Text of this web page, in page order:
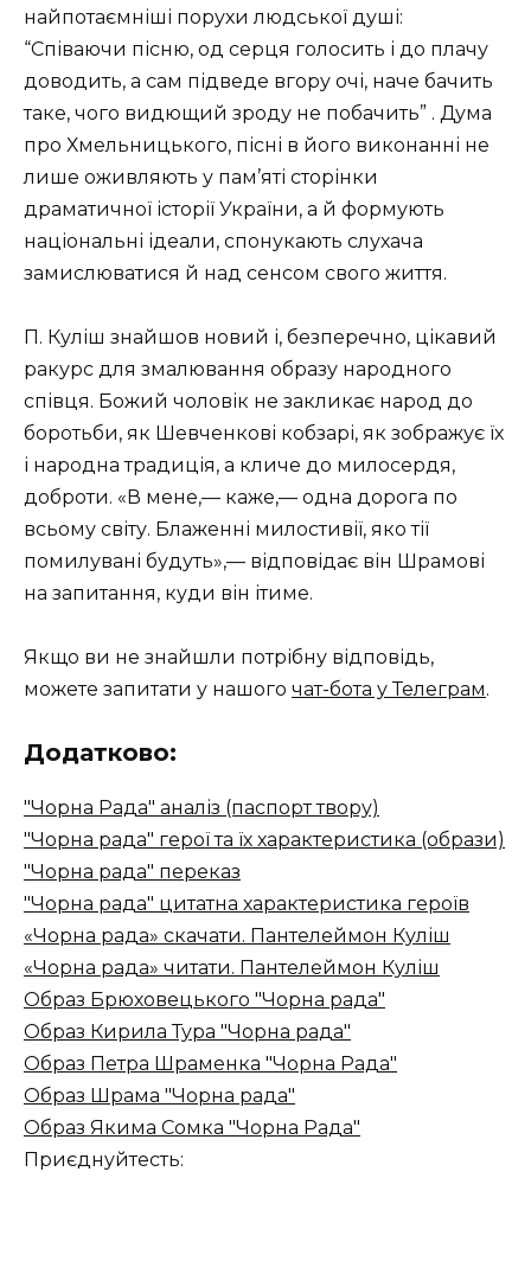
найпотаємніші порухи людської душі:
“Співаючи пісню, од серця голосить і до плачу
доводить, а сам підведе вгору очі, наче бачить
таке, чого видющий зроду не побачить” . Дума
про Хмельницького, пісні в його виконанні не
лише оживляють у пам’яті сторінки
драматичної історії України, а й формують
національні ідеали, спонукають слухача
замислюватися й над сенсом свого життя.
П. Куліш знайшов новий і, безперечно, цікавий
ракурс для змалювання образу народного
співця. Божий чоловік не закликає народ до
боротьби, як Шевченкові кобзарі, як зображує їх
і народна традиція, а кличе до милосердя,
доброти. «В мене,— каже,— одна дорога по
всьому світу. Блаженні милостивії, яко тії
помилувані будуть»,— відповідає він Шрамові
на запитання, куди він ітиме.
Якщо ви не знайшли потрібну відповідь,
можете запитати у нашого чат-бота у Телеграм.
Додатково:
"Чорна Рада" аналіз (паспорт твору)
"Чорна рада" герої та їх характеристика (образи)
"Чорна рада" переказ
"Чорна рада" цитатна характеристика героїв
«Чорна рада» скачати. Пантелеймон Куліш
«Чорна рада» читати. Пантелеймон Куліш
Образ Брюховецького "Чорна рада"
Образ Кирила Тура "Чорна рада"
Образ Петра Шраменка "Чорна Рада"
Образ Шрама "Чорна рада"
Образ Якима Сомка "Чорна Рада"
Приєднуйтесть: